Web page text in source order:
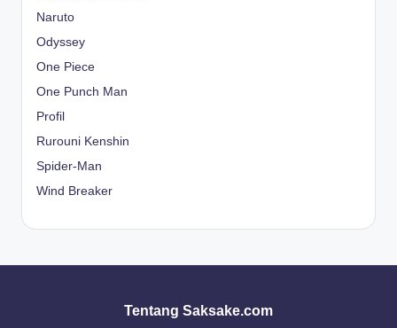
Naruto
Odyssey
One Piece
One Punch Man
Profil
Rurouni Kenshin
Spider-Man
Wind Breaker
Tentang Saksake.com